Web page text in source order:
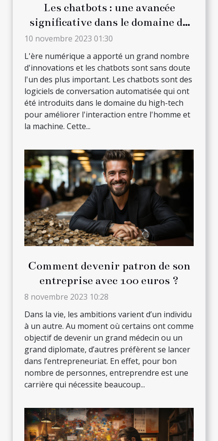
Les chatbots : une avancée
significative dans le domaine du
high-tech
10 novembre 2023 01:30
L'ère numérique a apporté un grand nombre
d'innovations et les chatbots sont sans doute
l'un des plus important. Les chatbots sont des
logiciels de conversation automatisée qui ont
été introduits dans le domaine du high-tech
pour améliorer l'interaction entre l'homme et
la machine. Cette...
Comment devenir patron de son
entreprise avec 100 euros ?
8 novembre 2023 10:28
Dans la vie, les ambitions varient d’un individu
à un autre. Au moment où certains ont comme
objectif de devenir un grand médecin ou un
grand diplomate, d’autres préfèrent se lancer
dans l’entrepreneuriat. En effet, pour bon
nombre de personnes, entreprendre est une
carrière qui nécessite beaucoup...